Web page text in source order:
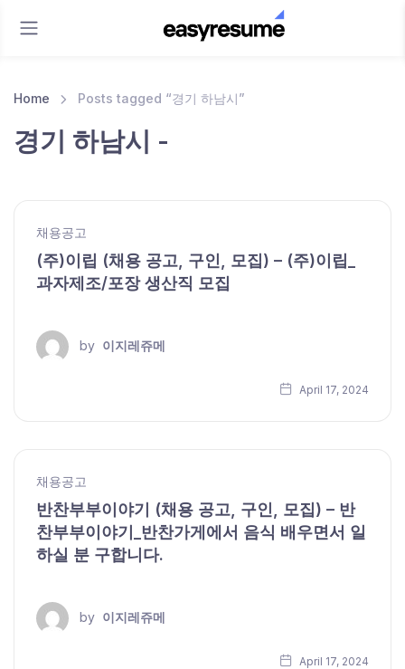
Home Posts tagged “경기 하남시”
경기 하남시 -
채용공고
(주)이립 (채용 공고, 구인, 모집) – (주)이립_
과자제조/포장 생산직 모집
by 이지레쥬메
April 17, 2024
채용공고
반찬부부이야기 (채용 공고, 구인, 모집) – 반
찬부부이야기_반찬가게에서 음식 배우면서 일
하실 분 구합니다.
by 이지레쥬메
April 17, 2024